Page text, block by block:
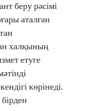
беру рəсімі
аталған
халқының
етуге
көрінеді.